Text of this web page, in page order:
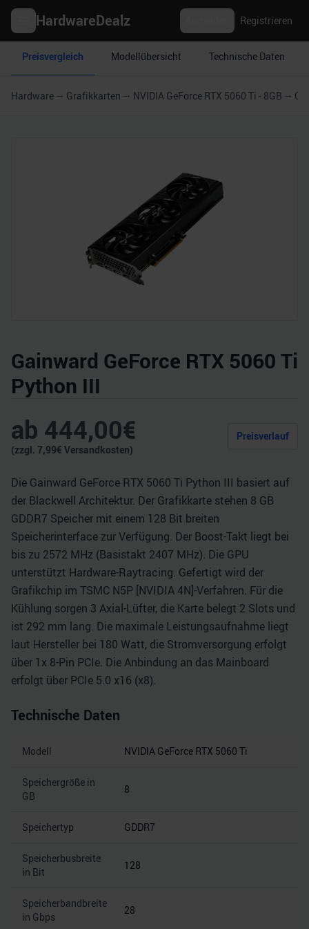
HardwareDealz Registrieren
Preisvergleich Modellübersicht Technische Daten
Hardware Grafikkarten NVIDIA GeForce RTX 5060 Ti - 8GB
Gainward GeForce RTX 5060 Ti
Python III
ab 444,00€
(zzgl. 7,99€ Versandkosten)
Preisverlauf
Die Gainward GeForce RTX 5060 Ti Python III basiert auf
der Blackwell Architektur. Der Grafikkarte stehen 8 GB
GDDR7 Speicher mit einem 128 Bit breiten
Speicherinterface zur Verfügung. Der Boost-Takt liegt bei
bis zu 2572 MHz (Basistakt 2407 MHz). Die GPU
unterstützt Hardware-Raytracing. Gefertigt wird der
Grafikchip im TSMC N5P [NVIDIA 4N]-Verfahren. Für die
Kühlung sorgen 3 Axial-Lüfter, die Karte belegt 2 Slots und
ist 292 mm lang. Die maximale Leistungsaufnahme liegt
laut Hersteller bei 180 Watt, die Stromversorgung erfolgt
über 1x 8-Pin PCIe. Die Anbindung an das Mainboard
erfolgt über PCIe 5.0 x16 (x8).
Technische Daten
Modell NVIDIA GeForce RTX 5060 Ti
Speichergröße in
GB
8
Speichertyp GDDR7
Speicherbusbreite
in Bit
128
Speicherbandbreite
in Gbps
28